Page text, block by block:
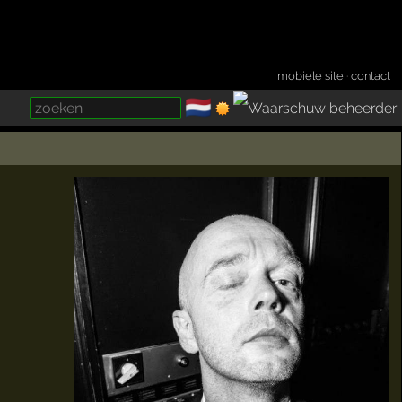
mobiele site ·contact
🇳🇱